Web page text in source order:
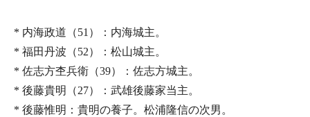
* 内海政道（51）：内海城主。
* 福田丹波（52）：松山城主。
* 佐志方杢兵衛（39）：佐志方城主。
* 後藤貴明（27）：武雄後藤家当主。
* 後藤惟明：貴明の養子。松浦隆信の次男。